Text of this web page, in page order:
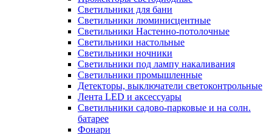
Светильники для бани
Светильники люминисцентные
Светильники Настенно-потолочные
Светильники настольные
Светильники ночники
Светильники под лампу накаливания
Светильники промышленные
Детекторы, выключатели светоконтрольные
Лента LED и аксессуары
Светильники садово-парковые и на солн.
батарее
Фонари